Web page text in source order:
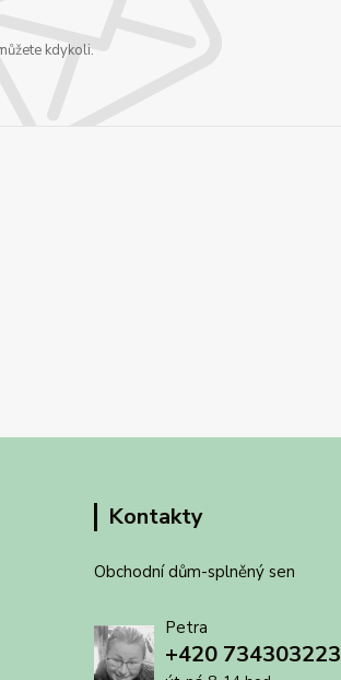
kdykoli.
Kontakty
Obchodní dům-splněný sen
Petra
+420 734303223